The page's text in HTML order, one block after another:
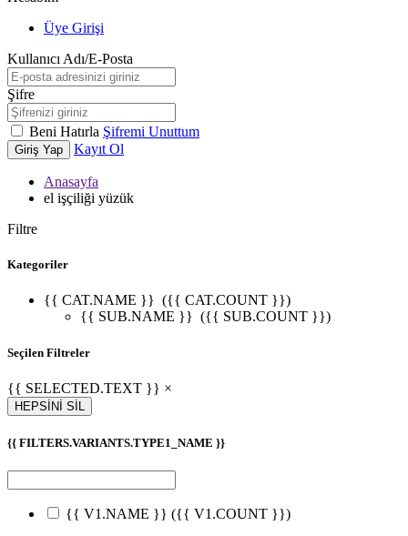
Üye Girişi
Kullanıcı Adı/E-Posta
Şifre
Beni Hatırla Şifremi Unuttum
Giriş Yap Kayıt Ol
Anasayfa
el işçiliği yüzük
Filtre
Kategoriler
{{ CAT.NAME }} ({{ CAT.COUNT }})
{{ SUB.NAME }} ({{ SUB.COUNT }})
Seçilen Filtreler
{{ SELECTED.TEXT }} ×
HEPSİNİ SİL
{{ FILTERS.VARIANTS.TYPE1_NAME }}
{{ V1.NAME }} ({{ V1.COUNT }})